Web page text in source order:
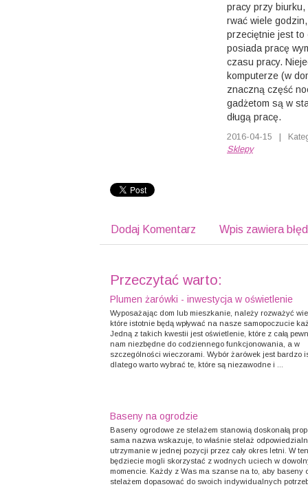
pracy przy
rwać wiele
przeciętnie jest to
posiada pracę
czasu pracy.
komputerze (w
znaczną część
gadżetom są w
długą pracę.
2016-04-15 |
Sklepy
Dodaj Komentarz Wpis zawiera
Przeczytać warto:
Plumen żarówki - inwestycja w oświetlenie
Wyposażając dom lub mieszkanie, należy rozważyć
które istotnie będą wpływać na nasze samopoczucie
Jedną z takich kwestii jest oświetlenie, które z całą
nam niezbędne do codziennego funkcjonowania, a w
szczególności wieczorami. Wybór żarówek jest bardzo
dlatego warto wybrać te, które są niezawodne i ...
Baseny na ogrodzie
Baseny ogrodowe ze stelażem stanowią doskonałą
sama nazwa wskazuje, to właśnie stelaż
utrzymanie w jednej pozycji przez cały okres letni. W
będziecie mogli skorzystać z wodnych uciech w
momencie. Każdy z Was ma szanse na to, aby baseny
stelażem dopasować do swoich indywidualnych